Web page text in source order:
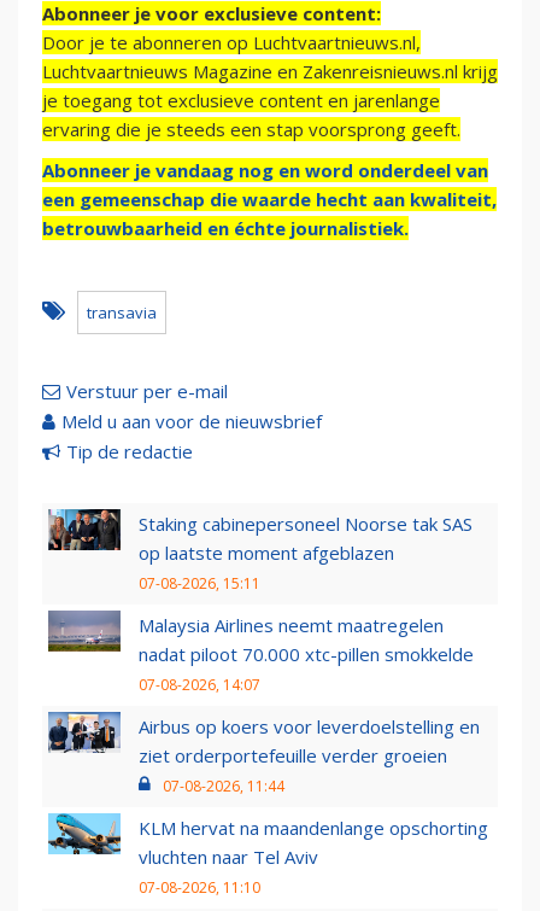
Abonneer je voor exclusieve content:
Door je te abonneren op Luchtvaartnieuws.nl,
Luchtvaartnieuws Magazine en Zakenreisnieuws.nl krijg
je toegang tot exclusieve content en jarenlange
ervaring die je steeds een stap voorsprong geeft.
Abonneer je vandaag nog en word onderdeel van
een gemeenschap die waarde hecht aan kwaliteit,
betrouwbaarheid en échte journalistiek.
transavia
Verstuur per e-mail
Meld u aan voor de nieuwsbrief
Tip de redactie
Staking cabinepersoneel Noorse tak SAS
op laatste moment afgeblazen
07-08-2026, 15:11
Malaysia Airlines neemt maatregelen
nadat piloot 70.000 xtc-pillen smokkelde
07-08-2026, 14:07
Airbus op koers voor leverdoelstelling en
ziet orderportefeuille verder groeien
07-08-2026, 11:44
KLM hervat na maandenlange opschorting
vluchten naar Tel Aviv
07-08-2026, 11:10